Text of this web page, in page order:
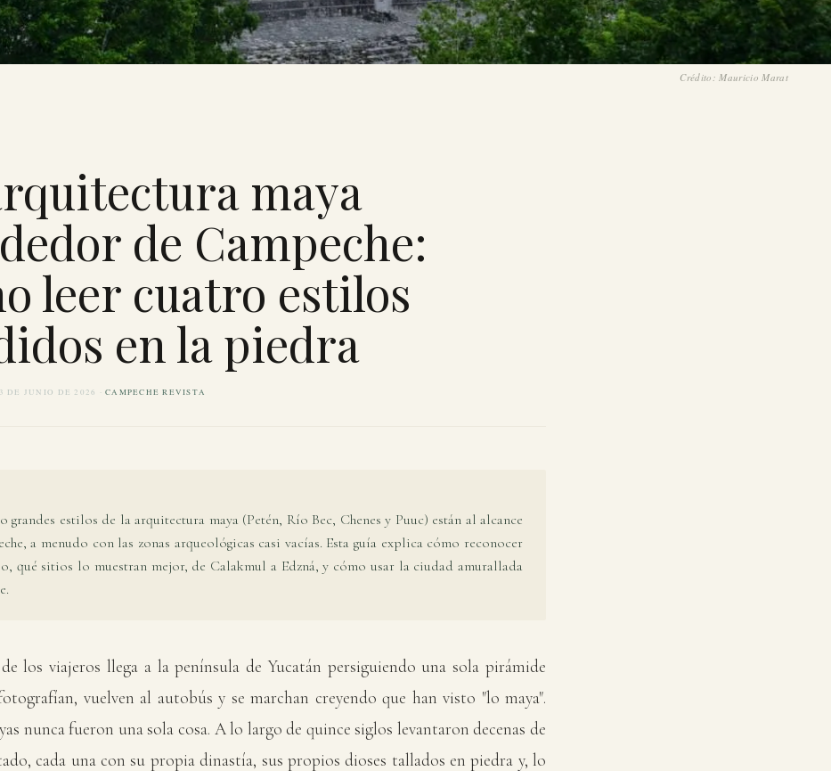
Crédito: Mauricio Marat
maya
de Campeche:
leer cuatro estilos
en la piedra
DE JUNIO DE 2026 ·CAMPECHE REVISTA
grandes estilos de la arquitectura maya (Petén, Río Bec, Chenes y Puuc) están al alcance
a menudo con las zonas arqueológicas casi vacías. Esta guía explica cómo reconocer
qué sitios lo muestran mejor, de Calakmul a Edzná, y cómo usar la ciudad amurallada
los viajeros llega a la península de Yucatán persiguiendo una sola pirámide
vuelven al autobús y se marchan creyendo que han visto "lo maya".
nunca fueron una sola cosa. A lo largo de quince siglos levantaron decenas de
cada una con su propia dinastía, sus propios dioses tallados en piedra y, lo